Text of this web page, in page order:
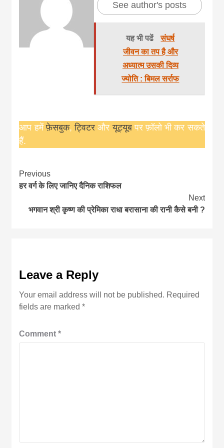
See author's posts
यह भी पढें
संघर्ष
जीवन का तप है और
अध्यात्म उसकी दिव्य
ज्योति : बिमल सर्राफ
आप हमेंफ़ेसबुक,ट्विटरऔरयूट्यूबपर फ़ॉलो भी कर सकते
हैं.
Continue
Reading
Previous
हर वर्ग के लिए जानिए दैनिक राशिफल
Next
भगवान श्री कृष्ण की प्रेमिका राधा बरासाना की रानी कैसे बनी ?
Leave a Reply
Your email address will not be published. Required
fields are marked*
Comment*